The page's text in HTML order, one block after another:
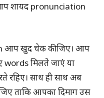
शायद pronunciation
आप खुद चेक कीजिए। आप
मिलते जाएं या
साथ ही साथ अब
ताकि आपका दिमाग उस